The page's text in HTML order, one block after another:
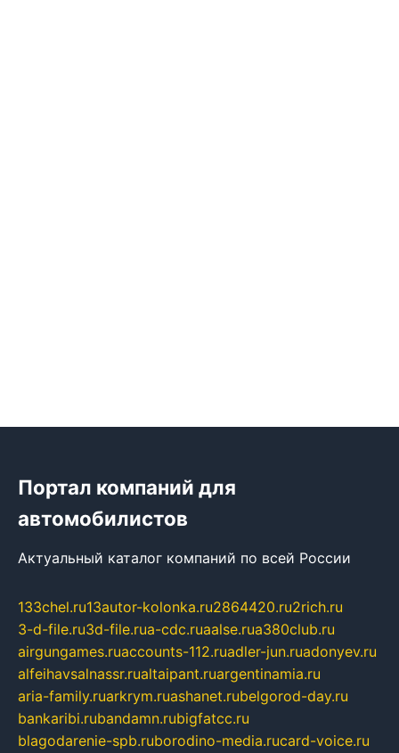
Портал компаний для
автомобилистов
Актуальный каталог компаний по всей России
133chel.ru13autor-kolonka.ru2864420.ru2rich.ru
3-d-file.ru3d-file.rua-cdc.ruaalse.rua380club.ru
airgungames.ruaccounts-112.ruadler-jun.ruadonyev.ru
alfeihavsalnassr.rualtaipant.ruargentinamia.ru
aria-family.ruarkrym.ruashanet.rubelgorod-day.ru
bankaribi.rubandamn.rubigfatcc.ru
blagodarenie-spb.ruborodino-media.rucard-voice.ru